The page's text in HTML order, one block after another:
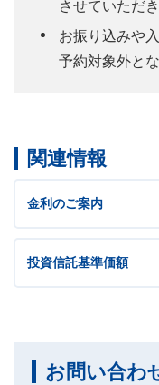
させていただき
お振り込みや
予約対象外とな
関連情報
金利のご案内
投資信託基準価額
お問い合わ